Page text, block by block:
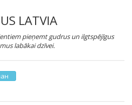
LATVIA
pieņemt gudrus un ilgtspējīgus
labākai dzīvei.